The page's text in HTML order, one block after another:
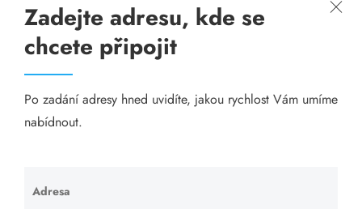
Připojení k internetu
Odkazy
Katalog A-seznam.cz
Visací zámky - TOKOZ
Zadejte adresu, kde se
chcete připojit
Po zadání adresy hned uvidíte, jakou rychlost Vám umíme
nabídnout.
Adresa
Ponechte